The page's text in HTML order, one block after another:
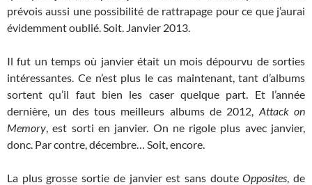
prévois aussi une possibilité de rattrapage pour ce que j’aurai
évidemment oublié. Soit. Janvier 2013.
Il fut un temps où janvier était un mois dépourvu de sorties
intéressantes. Ce n’est plus le cas maintenant, tant d’albums
sortent qu’il faut bien les caser quelque part. Et l’année
dernière, un des tous meilleurs albums de 2012, Attack on
Memory, est sorti en janvier. On ne rigole plus avec janvier,
donc. Par contre, décembre… Soit, encore.
La plus grosse sortie de janvier est sans douteOpposites, de